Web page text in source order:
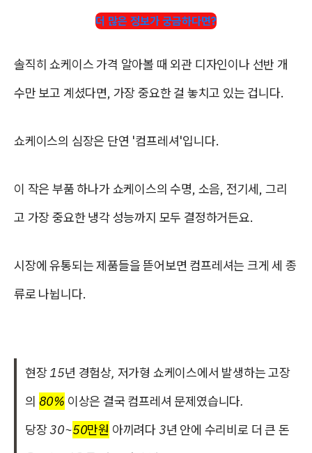
더 많은 정보가 궁금하다면?
솔직히 쇼케이스 가격 알아볼 때 외관 디자인이나 선반 개
수만 보고 계셨다면, 가장 중요한 걸 놓치고 있는 겁니다.
쇼케이스의 심장은 단연 '컴프레셔'입니다.
이 작은 부품 하나가 쇼케이스의 수명, 소음, 전기세, 그리
고 가장 중요한 냉각 성능까지 모두 결정하거든요.
시장에 유통되는 제품들을 뜯어보면 컴프레셔는 크게 세 종
류로 나뉩니다.
현장 15년 경험상, 저가형 쇼케이스에서 발생하는 고장
의 80% 이상은 결국 컴프레셔 문제였습니다.
당장 30~50만원 아끼려다 3년 안에 수리비로 더 큰 돈